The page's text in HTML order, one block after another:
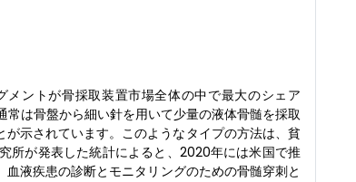
ントが骨採取装置市場全体の中で最大のシェア
常は骨盤から細い針を用いて少量の液体骨髄を採取
示されています。このようなタイプの方法は、貧
所が発表した統計によると、2020年には米国で推
液疾患の診断とモニタリングのための骨髄穿刺と